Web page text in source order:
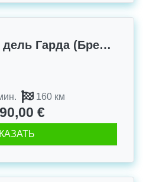
Гарда (Брешиа)
160 км
€